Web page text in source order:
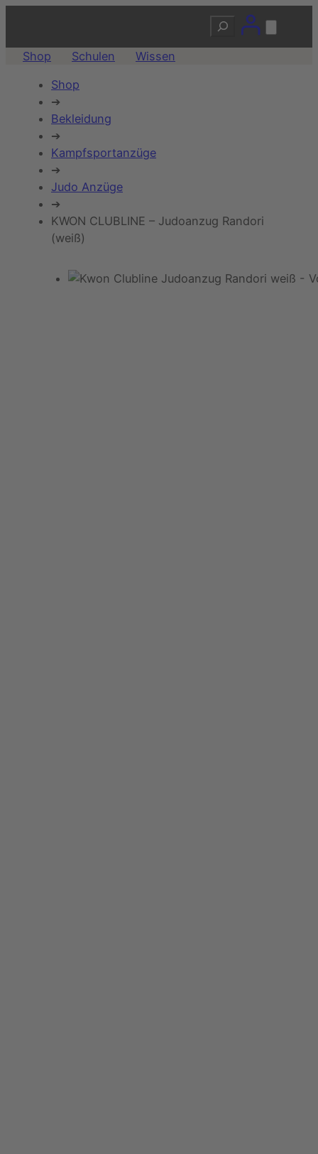
Suchen
Shop Schulen Wissen
Shop
➔
Bekleidung
➔
Kampfsportanzüge
➔
Judo Anzüge
➔
KWON CLUBLINE – Judoanzug Randori
(weiß)